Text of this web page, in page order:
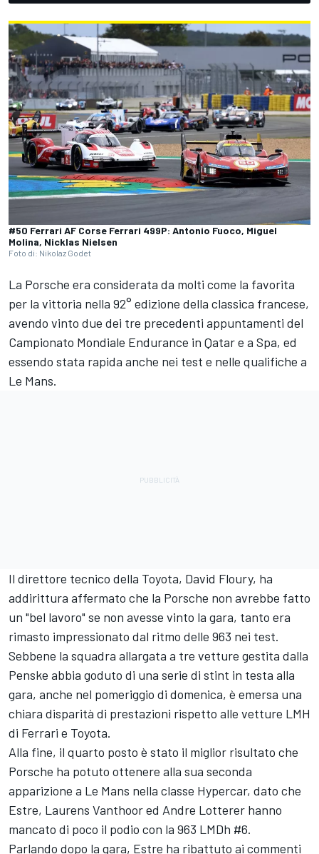
#50 Ferrari AF Corse Ferrari 499P: Antonio Fuoco, Miguel
Molina, Nicklas Nielsen
Foto di: Nikolaz Godet
La Porsche era considerata da molti come la favorita
per la vittoria nella 92° edizione della classica francese,
avendo vinto due dei tre precedenti appuntamenti del
Campionato Mondiale Endurance in Qatar e a Spa, ed
essendo stata rapida anche nei test e nelle qualifiche a
Le Mans.
Il direttore tecnico della Toyota, David Floury, ha
addirittura affermato che la Porsche non avrebbe fatto
un "bel lavoro" se non avesse vinto la gara, tanto era
rimasto impressionato dal ritmo delle 963 nei test.
Sebbene la squadra allargata a tre vetture gestita dalla
Penske abbia goduto di una serie di stint in testa alla
gara, anche nel pomeriggio di domenica, è emersa una
chiara disparità di prestazioni rispetto alle vetture LMH
di Ferrari e Toyota.
Alla fine, il quarto posto è stato il miglior risultato che
Porsche ha potuto ottenere alla sua seconda
apparizione a Le Mans nella classe Hypercar, dato che
Estre, Laurens Vanthoored Andre Lotterer hanno
mancato di poco il podio con la 963 LMDh #6.
Parlando dopo la gara, Estre ha ribattuto ai commenti